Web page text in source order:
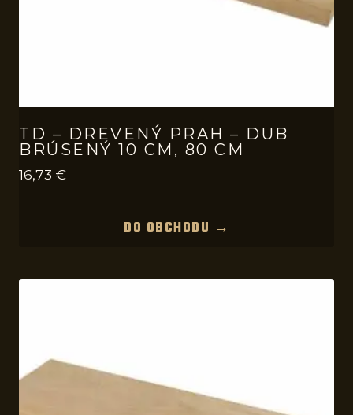
TD – DREVENÝ PRAH – DUB
BRÚSENÝ 10 CM, 80 CM
16,73 €
DO OBCHODU →